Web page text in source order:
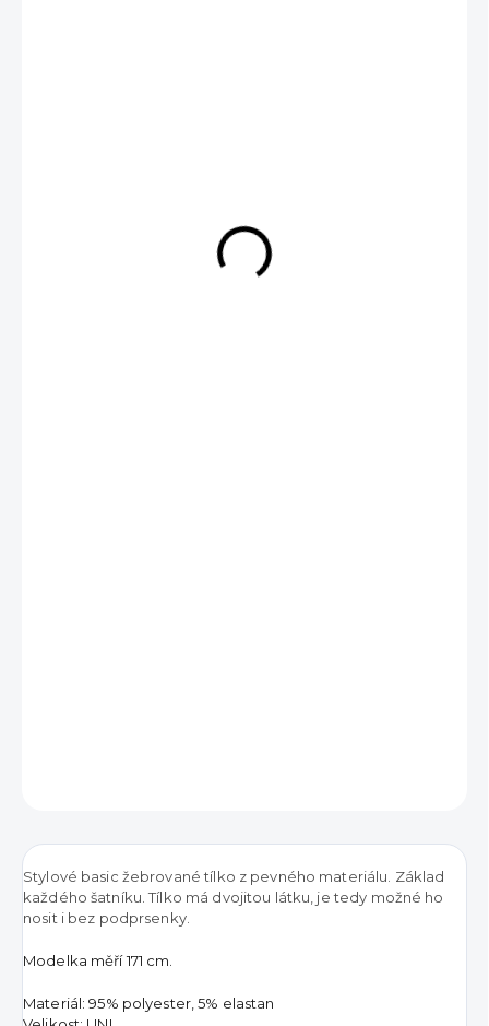
Stylové basic žebrované tílko z pevného materiálu. Základ
každého šatníku. Tílko má dvojitou látku, je tedy možné ho
nosit i bez podprsenky.
Modelka měří 171 cm.
Materiál: 95% polyester, 5% elastan